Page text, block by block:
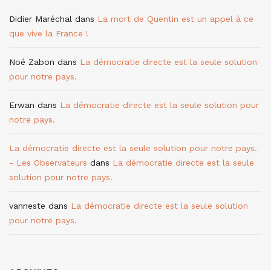
Didier Maréchal dans La mort de Quentin est un appel à ce
que vive la France !
Noé Zabon dans La démocratie directe est la seule solution
pour notre pays.
Erwan dans La démocratie directe est la seule solution pour
notre pays.
La démocratie directe est la seule solution pour notre pays.
- Les Observateurs dans La démocratie directe est la seule
solution pour notre pays.
vanneste dans La démocratie directe est la seule solution
pour notre pays.